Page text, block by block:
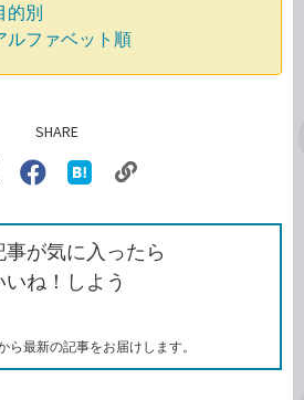
的別
ルファベット順
SHARE
（旧
ア
Facebook
シ
ェ
ア
な
ブ
ッ
ク
ク
ク
を
コ
事が気に入ったら
いね！しよう
ら最新の記事をお届けします。